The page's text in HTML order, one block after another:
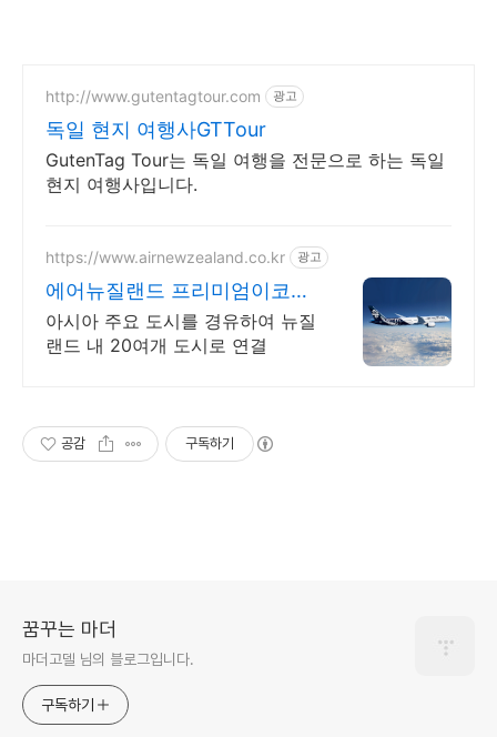
http://www.gutentagtour.com 광고
독일 현지 여행사GTTour
GutenTag Tour는 독일 여행을 전문으로 하는 독일
현지 여행사입니다.
https://www.airnewzealand.co.kr 광고
에어뉴질랜드 프리미엄이코노
미 항공권 예약 및 여행 정보
아시아 주요 도시를 경유하여 뉴질
랜드 내 20여개 도시로 연결
공감 구독하기
꿈꾸는 마더
마더고델 님의 블로그입니다.
구독하기